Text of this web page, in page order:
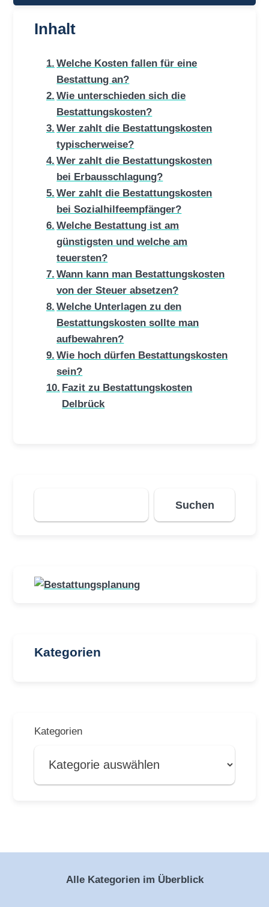
Inhalt
Welche Kosten fallen für eine
Bestattung an?
Wie unterschieden sich die
Bestattungskosten?
Wer zahlt die Bestattungskosten
typischerweise?
Wer zahlt die Bestattungskosten
bei Erbausschlagung?
Wer zahlt die Bestattungskosten
bei Sozialhilfeempfänger?
Welche Bestattung ist am
günstigsten und welche am
teuersten?
Wann kann man Bestattungskosten
von der Steuer absetzen?
Welche Unterlagen zu den
Bestattungskosten sollte man
aufbewahren?
Wie hoch dürfen Bestattungskosten
sein?
Fazit zu Bestattungskosten
Delbrück
Suchen
Suchen
Kategorien
Kategorien
Alle Kategorien im Überblick